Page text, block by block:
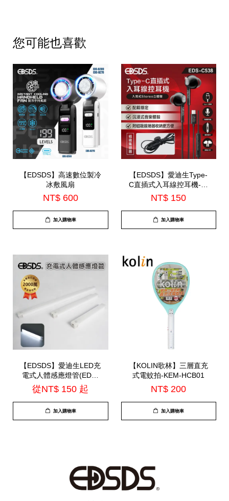
您可能也喜歡
【EDSDS】高速數位製冷
冰敷風扇
NT$ 600
加入購物車
【EDSDS】愛迪生Type-
C直插式入耳線控耳機-內
建麥克風(EDS-C538)
NT$ 150
加入購物車
【EDSDS】愛迪生LED充
電式人體感應燈管(EDS-
G5020 / EDS-G3020 /
EDS-G2020)
從NT$ 150 起
加入購物車
【KOLIN歌林】三層直充
式電蚊拍-KEM-HCB01
NT$ 200
加入購物車